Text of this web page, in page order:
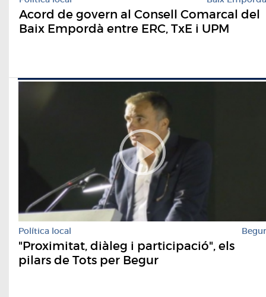
Acord de govern al Consell Comarcal del
Baix Empordà entre ERC, TxE i UPM
Política local Begur
"Proximitat, diàleg i participació", els
pilars de Tots per Begur